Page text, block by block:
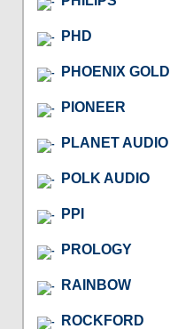
PHD
PHOENIX GOLD
PIONEER
PLANET AUDIO
POLK AUDIO
PPI
PROLOGY
RAINBOW
ROCKFORD